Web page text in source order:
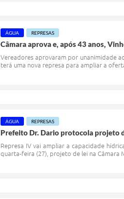
ÁGUA REPRESAS
Câmara aprova e, após 43 anos,
Vereadores aprovaram por unanimidade
terá uma nova represa para ampliar a
ÁGUA REPRESAS
Prefeito Dr. Dario protocola projeto
Represa IV vai ampliar a capacidade
quarta-feira (27), projeto de lei na Câmara